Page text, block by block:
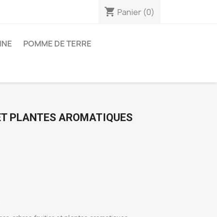
shopping_cart Panier (0)
POMME DE TERRE
PLANTES AROMATIQUES